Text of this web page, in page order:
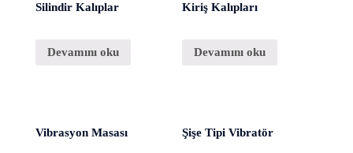
Silindir Kalıplar
Devamını oku
Kiriş Kalıpları
Devamını oku
Vibrasyon Masası Şişe Tipi Vibratör